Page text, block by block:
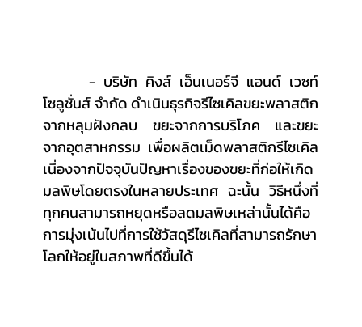
โซลูชั่นส์ จำกัด ดำเนินธุรกิจรีไซเคิลขยะพลาสติก
จากหลุมฝังกลบ ขยะจากการบริโภค และขยะ
จากอุตสาหกรรม เพื่อผลิตเม็ดพลาสติกรีไซเคิล
เนื่องจากปัจจุบันปัญหาเรื่องของขยะที่ก่อให้เกิด
มลพิษโดยตรงในหลายประเทศ ฉะนั้น วิธีหนึ่งที่
ทุกคนสามารถหยุดหรือลดมลพิษเหล่านั้นได้คือ
การมุ่งเน้นไปที่การใช้วัสดุรีไซเคิลที่สามารถรักษา
โลกให้อยู่ในสภาพที่ดีขึ้นได้